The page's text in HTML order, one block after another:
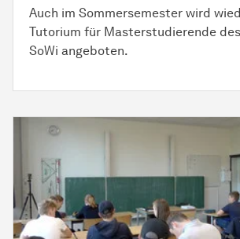
Auch im Sommersemester wird
Tutorium für Masterstudierende
SoWi angeboten.